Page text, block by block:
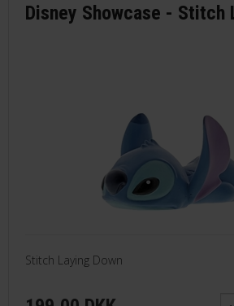
Disney Showcase - Stitch
Stitch Laying Down